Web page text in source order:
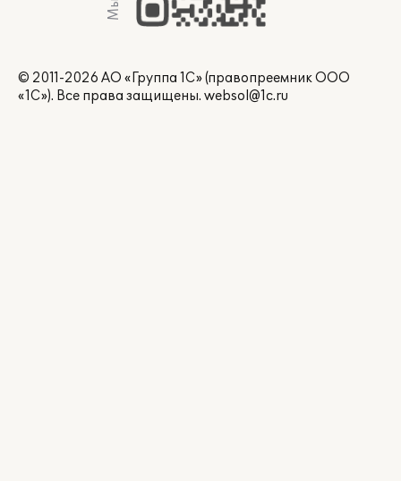
© 2011-2026 АО «Группа 1С» (правопреемник ООО
«1С»). Все права защищены. websol@1c.ru